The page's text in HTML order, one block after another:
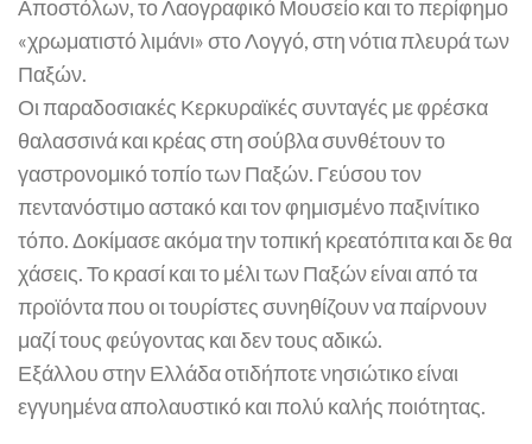
Αποστόλων, το Λαογραφικό Μουσείο και το περίφημο
«χρωματιστό λιμάνι» στο Λογγό, στη νότια πλευρά των
Παξών.
Οι παραδοσιακές Κερκυραϊκές συνταγές με φρέσκα
θαλασσινά και κρέας στη σούβλα συνθέτουν το
γαστρονομικό τοπίο των Παξών. Γεύσου τον
πεντανόστιμο αστακό και τον φημισμένο παξινίτικο
τόπο. Δοκίμασε ακόμα την τοπική κρεατόπιτα και δε θα
χάσεις. Το κρασί και το μέλι των Παξών είναι από τα
προϊόντα που οι τουρίστες συνηθίζουν να παίρνουν
μαζί τους φεύγοντας και δεν τους αδικώ.
Εξάλλου στην Ελλάδα οτιδήποτε νησιώτικο είναι
εγγυημένα απολαυστικό και πολύ καλής ποιότητας.